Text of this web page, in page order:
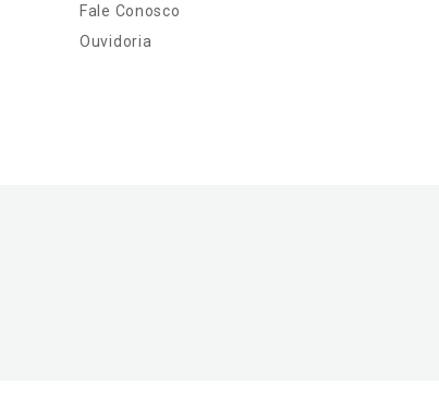
Fale Conosco
Ouvidoria